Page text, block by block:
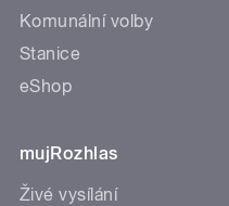
Komunální volby
Stanice
eShop
mujRozhlas
Živé vysílání